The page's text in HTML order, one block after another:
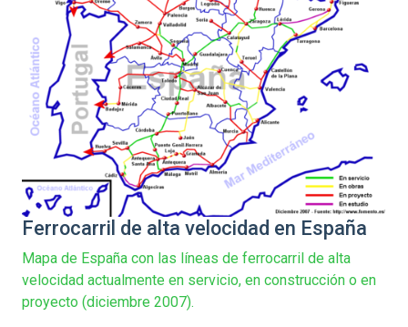
Ferrocarril de alta velocidad en España
Mapa de España con las líneas de ferrocarril de alta
velocidad actualmente en servicio, en construcción o en
proyecto (diciembre 2007).